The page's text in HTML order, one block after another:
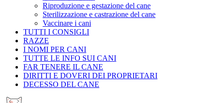
Riproduzione e gestazione del cane
Sterilizzazione e castrazione del cane
Vaccinare i cani
TUTTI I CONSIGLI
RAZZE
I NOMI PER CANI
TUTTE LE INFO SUI CANI
FAR TENERE IL CANE
DIRITTI E DOVERI DEI PROPRIETARI
DECESSO DEL CANE